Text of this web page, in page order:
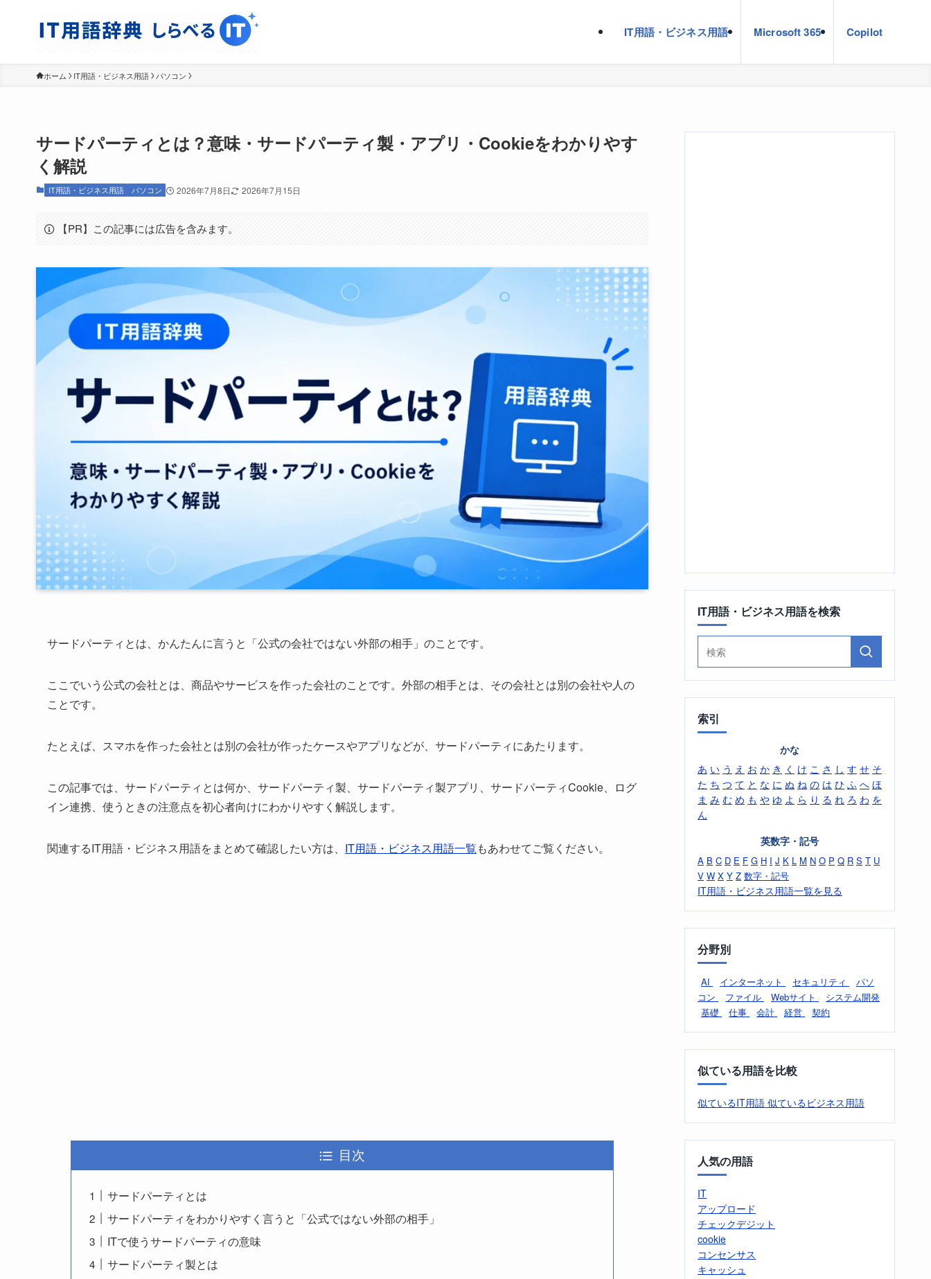
IT用語・ビジネス用語 Microsoft 365 Copilot
ホーム IT用語・ビジネス用語 パソコン
サードパーティとは？意味・サードパーティ製・アプリ・Cookieをわかりやす
く解説
IT用語・ビジネス用語 パソコン 2026年7月8日 2026年7月15日
【PR】この記事には広告を含みます。
サードパーティとは、かんたんに言うと「公式の会社ではない外部の相手」のことです。
ここでいう公式の会社とは、商品やサービスを作った会社のことです。外部の相手とは、その会社とは別の会社や人の
ことです。
たとえば、スマホを作った会社とは別の会社が作ったケースやアプリなどが、サードパーティにあたります。
この記事では、サードパーティとは何か、サードパーティ製、サードパーティ製アプリ、サードパーティCookie、ログ
イン連携、使うときの注意点を初心者向けにわかりやすく解説します。
関連するIT用語・ビジネス用語をまとめて確認したい方は、 IT用語・ビジネス用語一覧もあわせてご覧ください。
目次
サードパーティとは
サードパーティをわかりやすく言うと「公式ではない外部の相手」
ITで使うサードパーティの意味
サードパーティ製とは
IT用語・ビジネス用語を検索
索引
かな
あ い う え お か き く け こ さ し す せ そ
た ち つ て と な に ぬ ね の は ひ ふ へ ほ
ま み む め も や ゆ よ ら り る れ ろ わ を
ん
英数字・記号
A B C D E F G H I J K L M N O P Q R S T U
V W X Y Z 数字・記号
IT用語・ビジネス用語一覧を見る
分野別
AI インターネット セキュリティ
パソ
コン
ファイル Webサイト
システム開発
基礎
仕事 会計 経営 契約
似ている用語を比較
似ているIT用語 似ているビジネス用語
人気の用語
IT
アップロード
チェックデジット
cookie
コンセンサス
キャッシュ